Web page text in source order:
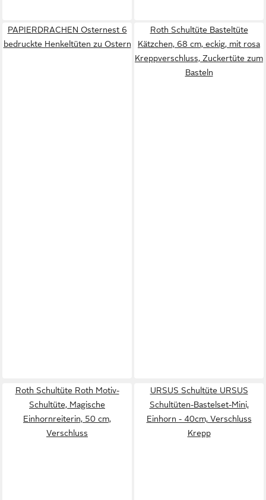
PAPIERDRACHEN Osternest 6
bedruckte Henkeltüten zu Ostern
Roth Schultüte Basteltüte
Kätzchen, 68 cm, eckig, mit rosa
Kreppverschluss, Zuckertüte zum
Basteln
Roth Schultüte Roth Motiv-
Schultüte, Magische
Einhornreiterin, 50 cm,
Verschluss
URSUS Schultüte URSUS
Schultüten-Bastelset-Mini,
Einhorn - 40cm, Verschluss
Krepp